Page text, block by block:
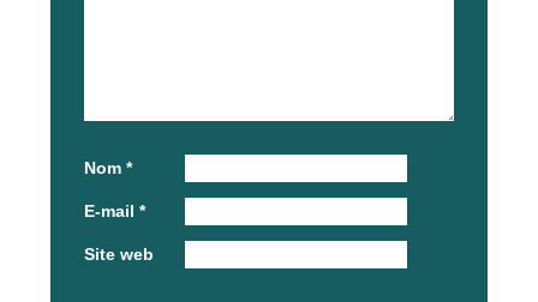
Nom *
E-mail *
Site web